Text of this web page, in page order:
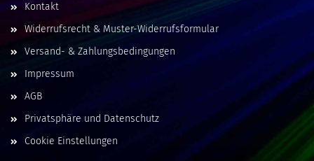
Kontakt
Widerrufsrecht & Muster-Widerrufsformular
Versand- & Zahlungsbedingungen
Impressum
AGB
Privatsphäre und Datenschutz
Cookie Einstellungen